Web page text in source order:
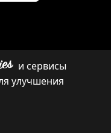
и сервисы
улучшения